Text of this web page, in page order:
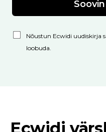
Nõustun Ecwidi uudiskirja
loobuda.